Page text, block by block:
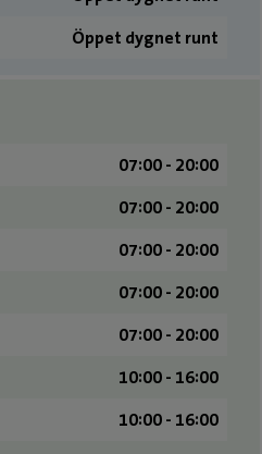
Öppet dygnet runt
07:00 - 20:00
07:00 - 20:00
07:00 - 20:00
07:00 - 20:00
07:00 - 20:00
10:00 - 16:00
10:00 - 16:00